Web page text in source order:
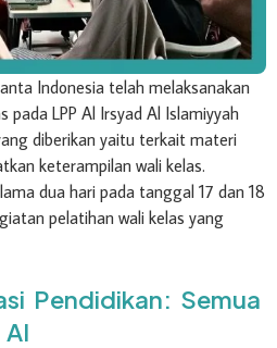
Indonesia telah melaksanakan
pada LPP Al Irsyad Al Islamiyyah
diberikan yaitu terkait materi
keterampilan wali kelas.
dua hari pada tanggal 17 dan 18
pelatihan wali kelas yang
Pendidikan: Semua